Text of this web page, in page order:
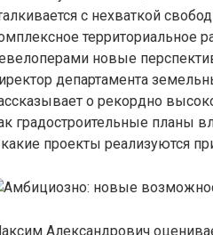
с нехваткой
территориальное
новые
департамента
о рекордно
градостроительные планы
проекты реализуются
Александрович